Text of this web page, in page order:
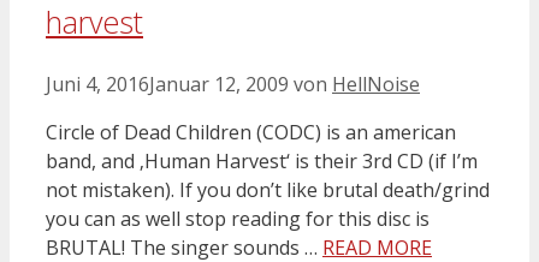
harvest
Juni 4, 2016Januar 12, 2009 von HellNoise
Circle of Dead Children (CODC) is an american
band, and ‚Human Harvest‘ is their 3rd CD (if I’m
not mistaken). If you don’t like brutal death/grind
you can as well stop reading for this disc is
BRUTAL! The singer sounds … READ MORE